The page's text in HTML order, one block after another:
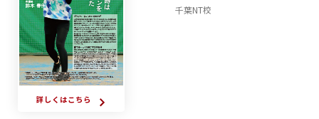
詳しくはこちら
千葉NT校